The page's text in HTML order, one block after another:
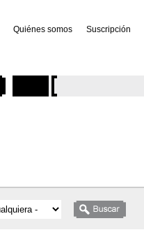
Quiénes somos Suscripción